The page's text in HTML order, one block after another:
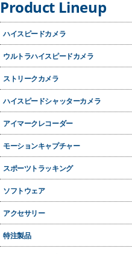
Product Lineup
ハイスピードカメラ
ウルトラハイスピードカメラ
ストリークカメラ
OptoScope
ハイスピードシャッターカメラ
アイマークレコーダー
モーションキャプチャー
スポーツトラッキング
ソフトウェア
アクセサリー
特注製品